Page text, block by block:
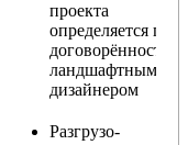
проекта
определяется по
договорённости с
ландшафтным
дизайнером
Разгрузо-